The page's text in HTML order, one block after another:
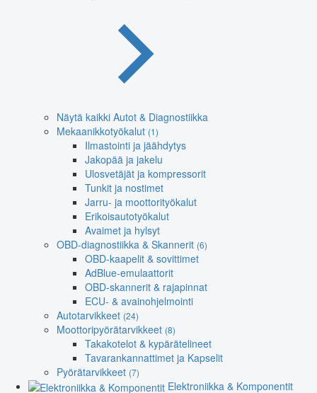
Näytä kaikki Autot & Diagnostiikka
Mekaanikkotyökalut (1)
Ilmastointi ja jäähdytys
Jakopää ja jakelu
Ulosvetäjät ja kompressorit
Tunkit ja nostimet
Jarru- ja moottorityökalut
Erikoisautotyökalut
Avaimet ja hylsyt
OBD-diagnostiikka & Skannerit (6)
OBD-kaapelit & sovittimet
AdBlue-emulaattorit
OBD-skannerit & rajapinnat
ECU- & avainohjelmointi
Autotarvikkeet (24)
Moottoripyörätarvikkeet (8)
Takakotelot & kypärätelineet
Tavarankannattimet ja Kapselit
Pyörätarvikkeet (7)
Elektroniikka & Komponentit